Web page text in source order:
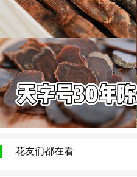
花友们都在看